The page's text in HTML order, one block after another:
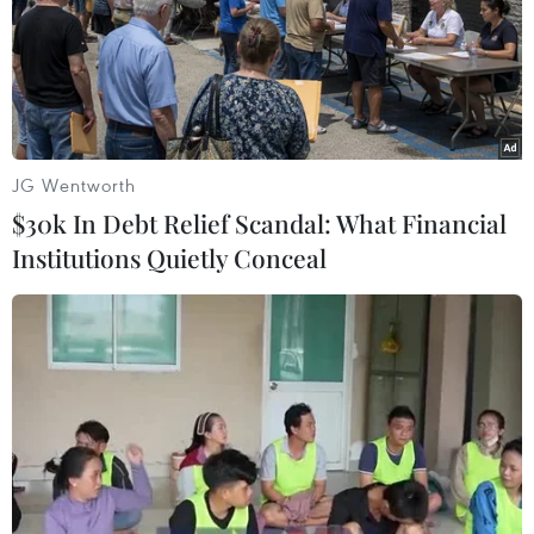
TIN LIÊN QUAN
Cụ ông 91 tuổi tốt nghiệp trung học cơ sở
JG Wentworth
$30k In Debt Relief Scandal: What Financial
Institutions Quietly Conceal